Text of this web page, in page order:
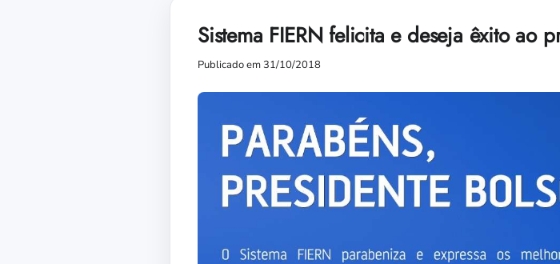
Sistema FIERN felicita e deseja êxito ao
Publicado em 31/10/2018